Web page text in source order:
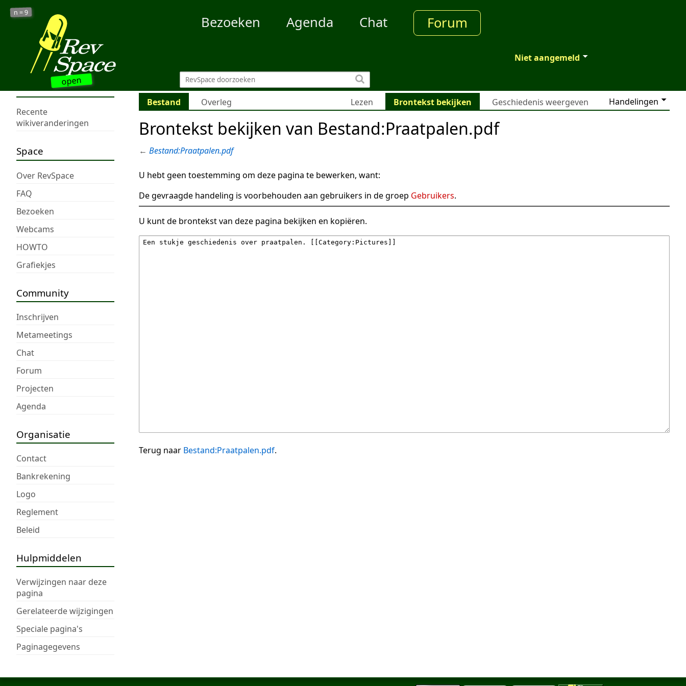
open
n =9
Bezoeken Agenda Chat Forum
Niet aangemeld
Recente
wikiveranderingen
Space
Over RevSpace
FAQ
Bezoeken
Webcams
HOWTO
Grafiekjes
Community
Inschrijven
Metameetings
Chat
Forum
Projecten
Agenda
Organisatie
Contact
Bankrekening
Logo
Reglement
Beleid
Hulpmiddelen
Verwijzingen naar deze
pagina
Gerelateerde wijzigingen
Speciale pagina's
Paginagegevens
Bestand Overleg Handelingen
Lezen Brontekst bekijken Geschiedenis weergeven
Brontekst bekijken van Bestand:Praatpalen.pdf
← Bestand:Praatpalen.pdf
U hebt geen toestemming om deze pagina te bewerken, want:
De gevraagde handeling is voorbehouden aan gebruikers in de groep Gebruikers.
U kunt de brontekst van deze pagina bekijken en kopiëren.
Terug naar Bestand:Praatpalen.pdf.